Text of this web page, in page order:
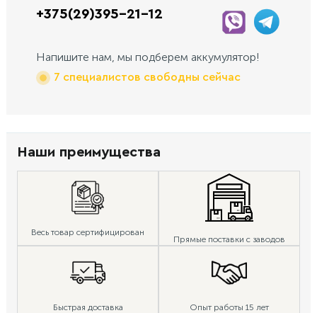
+375(29)395-21-12
Напишите нам, мы подберем аккумулятор!
7 специалистов свободны сейчас
Наши преимущества
Весь товар сертифицирован
Прямые поставки с заводов
Быстрая доставка Опыт работы 15 лет